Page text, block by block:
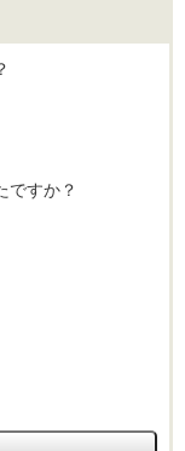
ですか？